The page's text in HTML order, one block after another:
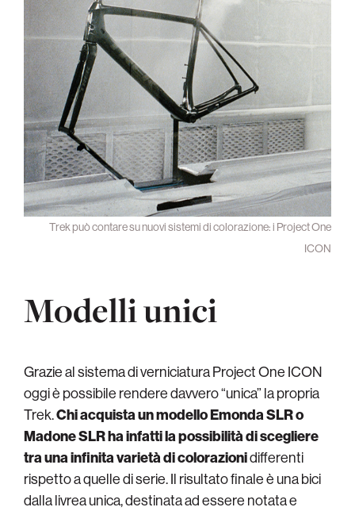
Trek può contare su nuovi sistemi di colorazione: i Project One
ICON
Modelli unici
Grazie al sistema di verniciatura Project One ICON
oggi è possibile rendere davvero “unica” la propria
Trek.Chi acquista un modello Emonda SLR o
Madone SLR ha infatti la possibilità di scegliere
tra una infinita varietà di colorazionidifferenti
rispetto a quelle di serie. Il risultato finale è una bici
dalla livrea unica, destinata ad essere notata e